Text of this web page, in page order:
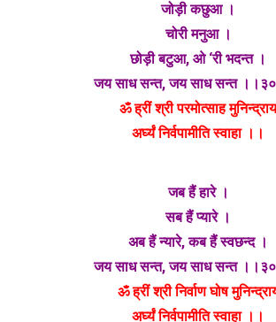
जोड़ी कछुआ ।
चोरी मनुआ ।
छोड़ी बटुआ, ओ ‘री भदन्त ।
जय साध सन्त, जय साध सन्त
ॐ ह्रीं श्री परमोत्साह मुनिन्द्राय
अर्घ्यं निर्वपामीति स्वाहा ।।
जब हैं हारे ।
सब हैं प्यारे ।
अब हैं न्यारे, कब हैं स्वछन्द ।
जय साध सन्त, जय साध सन्त
ॐ ह्रीं श्री निर्वाण घोष
अर्घ्यं निर्वपामीति स्वाहा ।।